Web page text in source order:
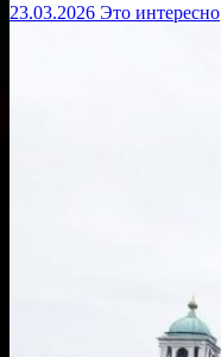
23.03.2026 Это интересно